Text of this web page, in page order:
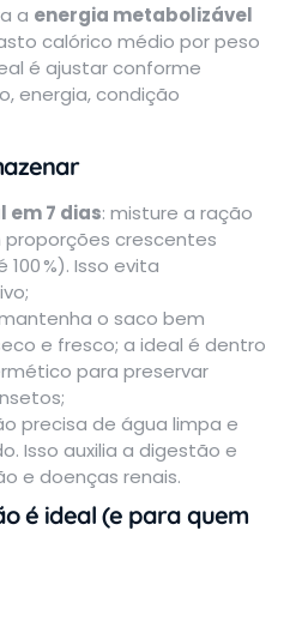
a energia metabolizável
calórico médio por peso
é ajustar conforme
energia, condição
em 7 dias: misture a ração
crescentes
100 %). Isso evita
o saco bem
e fresco; a ideal é dentro
para preservar
precisa de água limpa e
Isso auxilia a digestão e
e doenças renais.
é ideal (e para quem